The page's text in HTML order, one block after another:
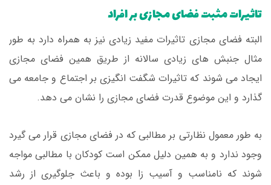
تاثیرات مثبت فضای مجازی بر افراد
البته فضای مجازی تاثیرات مفید زیادی نیز به همراه دارد به طور
مثال جنبش های زیادی سالانه از طریق همین فضای مجازی
ایجاد می شوند که تاثیرات شگفت انگیزی بر اجتماع و جامعه می
گذارد و این موضوع قدرت فضای مجازی را نشان می دهد.
به طور معمول نظارتی بر مطالبی که در فضای مجازی قرار می گیرد
وجود ندارد و به همین دلیل ممکن است کودکان با مطالبی مواجه
شوند که نامناسب و آسیب زا بوده و باعث جلوگیری از رشد